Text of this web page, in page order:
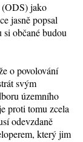
(ODS) jako
jasně popsal
si občané budou
o povolování
svým
územního
proti tomu zcela
odevzdaně
který jim